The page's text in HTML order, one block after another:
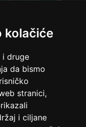
kolačiće
i druge
da bismo
stranici,
i ciljane